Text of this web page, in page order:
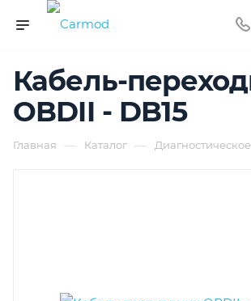
Кабель-
OBDII - DB15
Главная — Каталог —